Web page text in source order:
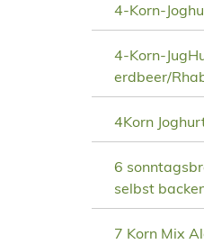
4-Korn-
4-Korn-
erdbeer/
4Korn
6
selbst
7 Korn Mix